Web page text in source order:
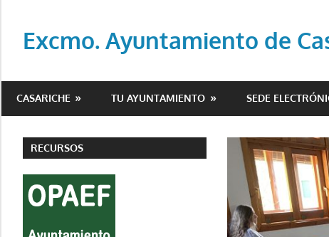
contenido
Excmo. Ayuntamiento de
del
de
Casariche
CASARICHE TU AYUNTAMIENTO SEDE
RECURSOS